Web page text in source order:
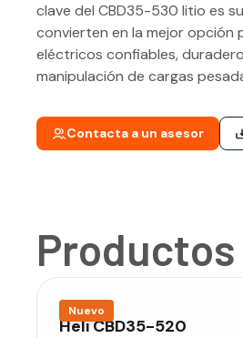
clave del CBD35-530 litio es
convierten en la mejor opción
eléctricos confiables,
manipulación de cargas
Contacta a un asesor
HeliCBD35-520
Nuevo